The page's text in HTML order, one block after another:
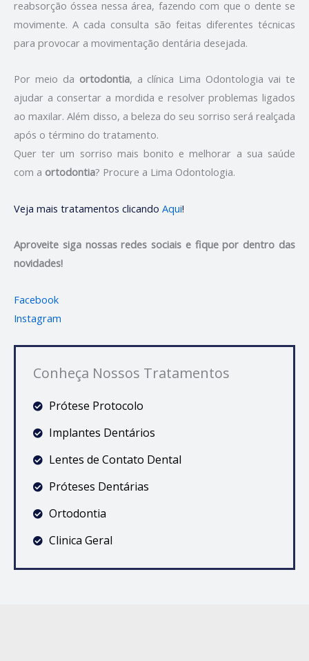
reabsorção óssea nessa área, fazendo com que o dente se
movimente. A cada consulta são feitas diferentes técnicas
para provocar a movimentação dentária desejada.
Por meio da ortodontia, a clínica Lima Odontologia vai te
ajudar a consertar a mordida e resolver problemas ligados
ao maxilar. Além disso, a beleza do seu sorriso será realçada
após o término do tratamento.
Quer ter um sorriso mais bonito e melhorar a sua saúde
com a ortodontia? Procure a Lima Odontologia.
Veja mais tratamentos clicando Aqui!
Aproveite siga nossas redes sociais e fique por dentro das
novidades!
Facebook
Instagram
Conheça Nossos Tratamentos
Prótese Protocolo
Implantes Dentários
Lentes de Contato Dental
Próteses Dentárias
Ortodontia
Clinica Geral